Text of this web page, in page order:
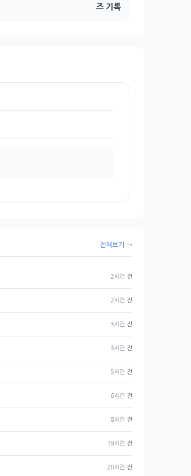
즈 기록
전체보기 →
2시간 전
2시간 전
3시간 전
3시간 전
5시간 전
6시간 전
8시간 전
19시간 전
20시간 전